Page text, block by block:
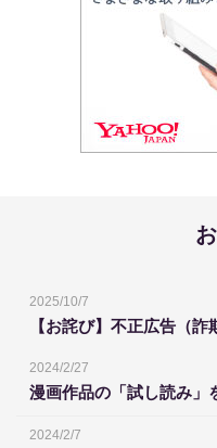
2025/10/7
【お詫び】不正広告（
2024/2/27
漫画作品の「試し読み」
2024/2/7